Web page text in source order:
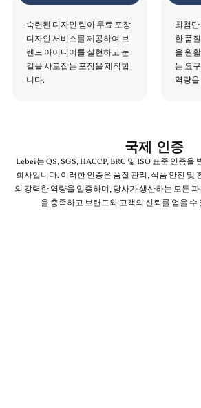
숙련된 디자인 팀이 무료 포장
디자인 서비스를 제공하여 브
랜드 아이디어를 실현하고 눈
길을 사로잡는 포장을 제작합
니다.
최첨
한 품
을 원
는 요
역량
국제 인증
Lebei는 QS, SGS, HACCP, BRC 및 ISO 표준 인증을
회사입니다. 이러한 인증은 품질 관리, 식품 안전 및
의 강력한 역량을 입증하며, 당사가 생산하는 모든
을 충족하고 브랜드와 고객의 신뢰를 얻을